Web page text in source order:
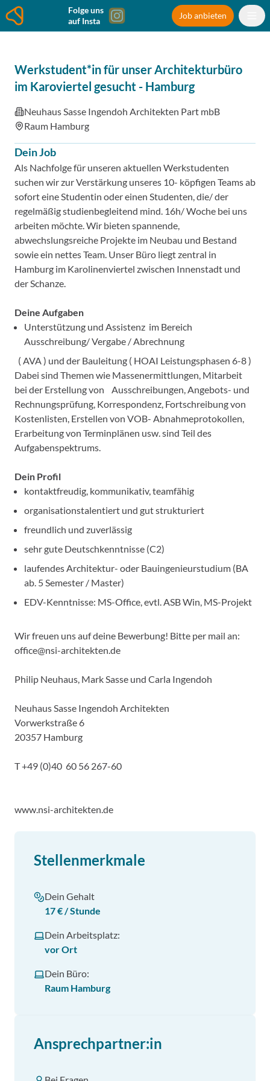
Folge uns
auf Insta
Job anbieten
Werkstudent*in für unser Architekturbüro
im Karoviertel gesucht - Hamburg
Neuhaus Sasse Ingendoh Architekten Part mbB
Raum Hamburg
Dein Job
Als Nachfolge für unseren aktuellen Werkstudenten
suchen wir zur Verstärkung unseres 10- köpfigen Teams ab
sofort eine Studentin oder einen Studenten, die/ der
regelmäßig studienbegleitend mind. 16h/ Woche bei uns
arbeiten möchte. Wir bieten spannende,
abwechslungsreiche Projekte im Neubau und Bestand
sowie ein nettes Team. Unser Büro liegt zentral in
Hamburg im Karolinenviertel zwischen Innenstadt und
der Schanze.
Deine Aufgaben
Unterstützung und Assistenz im Bereich
Ausschreibung/ Vergabe / Abrechnung
( AVA ) und der Bauleitung ( HOAI Leistungsphasen 6-8 )
Dabei sind Themen wie Massenermittlungen, Mitarbeit
bei der Erstellung von Ausschreibungen, Angebots- und
Rechnungsprüfung, Korrespondenz, Fortschreibung von
Kostenlisten, Erstellen von VOB- Abnahmeprotokollen,
Erarbeitung von Terminplänen usw. sind Teil des
Aufgabenspektrums.
Dein Profil
kontaktfreudig, kommunikativ, teamfähig
organisationstalentiert und gut strukturiert
freundlich und zuverlässig
sehr gute Deutschkenntnisse (C2)
laufendes Architektur- oder Bauingenieurstudium (BA
ab. 5 Semester / Master)
EDV-Kenntnisse: MS-Office, evtl. ASB Win, MS-Projekt
Wir freuen uns auf deine Bewerbung! Bitte per mail an:
office@nsi-architekten.de
Philip Neuhaus, Mark Sasse und Carla Ingendoh
Neuhaus Sasse Ingendoh Architekten
Vorwerkstraße 6
20357 Hamburg
T +49 (0)40 60 56 267-60
www.nsi-architekten.de
Stellenmerkmale
Dein Gehalt
17 € / Stunde
Dein Arbeitsplatz:
vor Ort
Dein Büro:
Raum Hamburg
Ansprechpartner:in